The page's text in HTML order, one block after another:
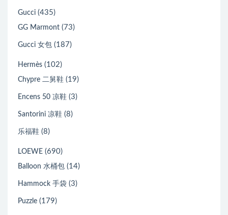
Gucci (435)
GG Marmont (73)
Gucci 女包 (187)
Hermès (102)
Chypre 二舅鞋 (19)
Encens 50 凉鞋 (3)
Santorini 凉鞋 (8)
乐福鞋 (8)
LOEWE (690)
Balloon 水桶包 (14)
Hammock 手袋 (3)
Puzzle (179)